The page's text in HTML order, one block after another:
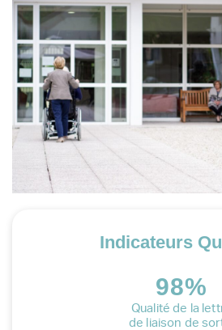
Indicateurs
98%
Qualité de la
de liaison de